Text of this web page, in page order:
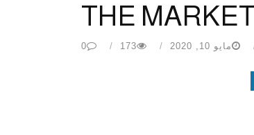
THE
مايو 10, 2020 173
0